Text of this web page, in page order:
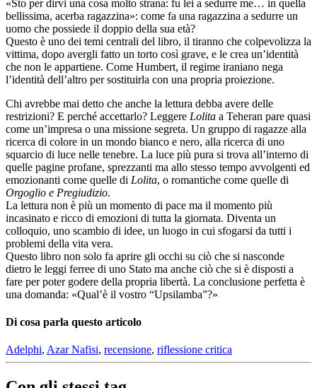
«Sto per dirvi una cosa molto strana: fu lei a sedurre me… in quella
bellissima, acerba ragazzina»: come fa una ragazzina a sedurre un
uomo che possiede il doppio della sua età?
Questo è uno dei temi centrali del libro, il tiranno che colpevolizza la
vittima, dopo avergli fatto un torto così grave, e le crea un’identità
che non le appartiene. Come Humbert, il regime iraniano nega
l’identità dell’altro per sostituirla con una propria proiezione.
Chi avrebbe mai detto che anche la lettura debba avere delle
restrizioni? E perché accettarlo? Leggere Lolita a Teheran pare quasi
come un’impresa o una missione segreta. Un gruppo di ragazze alla
ricerca di colore in un mondo bianco e nero, alla ricerca di uno
squarcio di luce nelle tenebre. La luce più pura si trova all’interno di
quelle pagine profane, sprezzanti ma allo stesso tempo avvolgenti ed
emozionanti come quelle di Lolita, o romantiche come quelle di
Orgoglio e Pregiudizio.
La lettura non è più un momento di pace ma il momento più
incasinato e ricco di emozioni di tutta la giornata. Diventa un
colloquio, uno scambio di idee, un luogo in cui sfogarsi da tutti i
problemi della vita vera.
Questo libro non solo fa aprire gli occhi su ciò che si nasconde
dietro le leggi ferree di uno Stato ma anche ciò che si è disposti a
fare per poter godere della propria libertà. La conclusione perfetta è
una domanda: «Qual’è il vostro “Upsilamba”?»
Di cosa parla questo articolo
Adelphi, Azar Nafisi, recensione, riflessione critica